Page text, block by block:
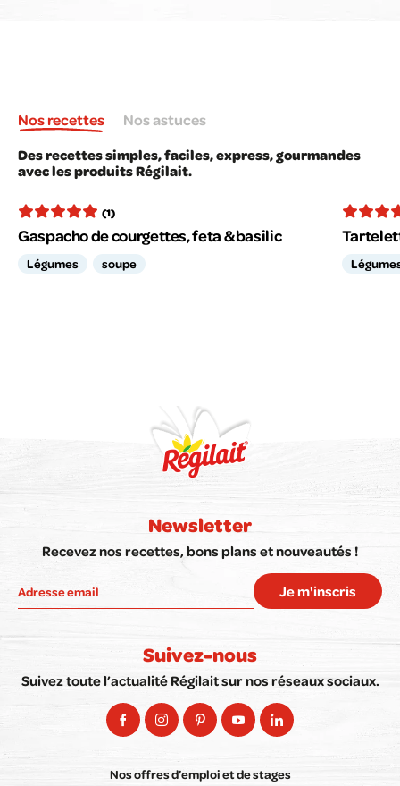
Nos recettes
Nos astuces
Des recettes simples, faciles, express, gourmandes
avec les produits Régilait.
(1)
Gaspacho de courgettes, feta & basilic
Légumes soupe
Newsletter
Recevez nos recettes, bons plans et nouveautés !
Je m'inscris
Suivez-nous
Suivez toute l’actualité Régilait sur nos réseaux sociaux.
Nos offres d’emploi et de stages